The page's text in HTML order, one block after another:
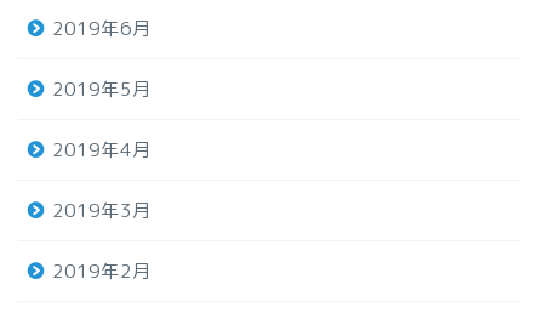
2019年6月
2019年5月
2019年4月
2019年3月
2019年2月